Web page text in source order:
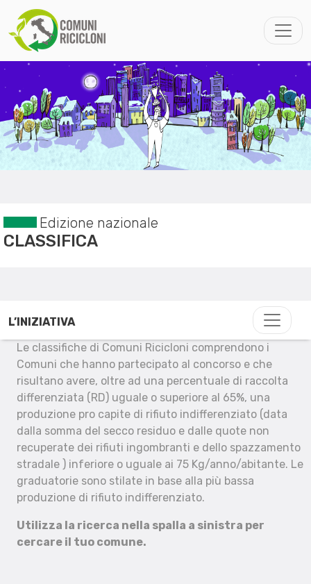
Edizione nazionale
CLASSIFICA
L’INIZIATIVA
Le classifiche di Comuni Ricicloni comprendono i
Comuni che hanno partecipato al concorso e che
risultano avere, oltre ad una percentuale di raccolta
differenziata (RD) uguale o superiore al 65%, una
produzione pro capite di rifiuto indifferenziato (data
dalla somma del secco residuo e dalle quote non
recuperate dei rifiuti ingombranti e dello spazzamento
stradale ) inferiore o uguale ai 75 Kg/anno/abitante. Le
graduatorie sono stilate in base alla più bassa
produzione di rifiuto indifferenziato.
Utilizza la ricerca nella spalla a sinistra per
cercare il tuo comune.